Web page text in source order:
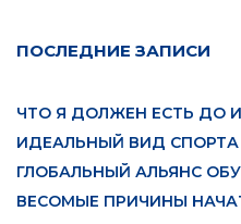
ПОСЛЕДНИЕ ЗАПИСИ
ЧТО Я ДОЛЖЕН ЕСТЬ ДО
ИДЕАЛЬНЫЙ ВИД
ГЛОБАЛЬНЫЙ АЛЬЯНС
ВЕСОМЫЕ ПРИЧИНЫ